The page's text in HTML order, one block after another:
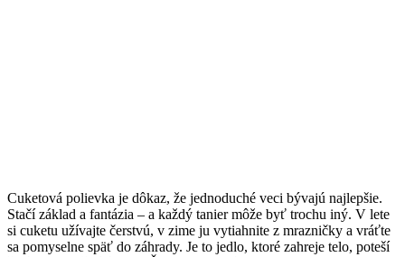
Cuketová polievka je dôkaz, že jednoduché veci bývajú najlepšie.
Stačí základ a fantázia – a každý tanier môže byť trochu iný. V lete
si cuketu užívajte čerstvú, v zime ju vytiahnite z mrazničky a vráťte
sa pomyselne späť do záhrady. Je to jedlo, ktoré zahreje telo, poteší